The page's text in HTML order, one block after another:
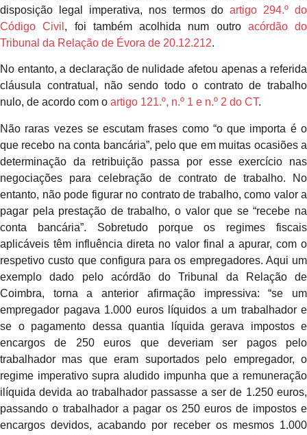
disposição legal imperativa, nos termos doartigo 294.º do
Código Civil , foi também acolhida num outro acórdão do
Tribunal da Relação de Évora de 20.12.212.
No entanto, a declaração de nulidade afetou apenas a referida
cláusula contratual, não sendo todo o contrato de trabalho
nulo, de acordo com o artigo 121.º, n.º 1 e n.º 2 do CT.
Não raras vezes se escutam frases como “o que importa é o
que recebo na conta bancária”, pelo que em muitas ocasiões a
determinação da retribuição passa por esse exercício nas
negociações para celebração de contrato de trabalho. No
entanto, não pode figurar no contrato de trabalho, como valor a
pagar pela prestação de trabalho, o valor que se “recebe na
conta bancária”. Sobretudo porque os regimes fiscais
aplicáveis têm influência direta no valor final a apurar, com o
respetivo custo que configura para os empregadores. Aqui um
exemplo dado pelo acórdão do Tribunal da Relação de
Coimbra, torna a anterior afirmação impressiva: “se um
empregador pagava 1.000 euros líquidos a um trabalhador e
se o pagamento dessa quantia líquida gerava impostos e
encargos de 250 euros que deveriam ser pagos pelo
trabalhador mas que eram suportados pelo empregador, o
regime imperativo supra aludido impunha que a remuneração
ilíquida devida ao trabalhador passasse a ser de 1.250 euros,
passando o trabalhador a pagar os 250 euros de impostos e
encargos devidos, acabando por receber os mesmos 1.000